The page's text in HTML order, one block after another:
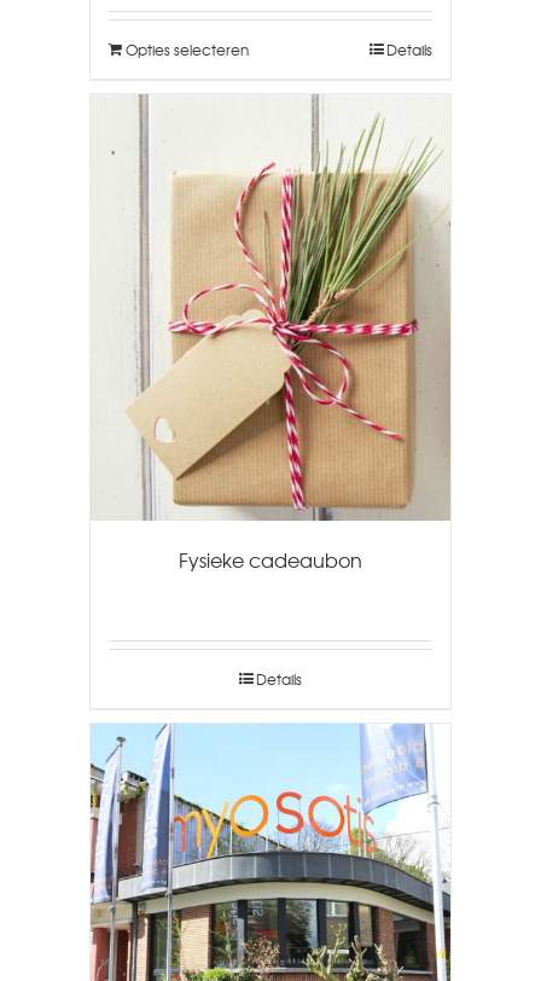
Opties selecteren Details
Fysieke cadeaubon
Details